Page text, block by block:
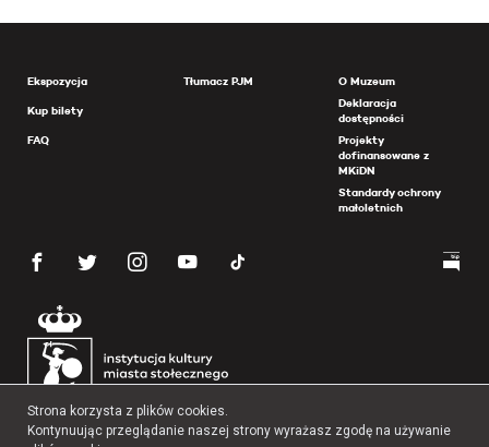
Ekspozycja
Kup bilety
FAQ
Tłumacz PJM
O Muzeum
Deklaracja
dostępności
Projekty
dofinansowane z
MKiDN
Standardy ochrony
małoletnich
Strona korzysta z plików cookies.
Kontynuując przeglądanie naszej strony wyrażasz zgodę na używanie